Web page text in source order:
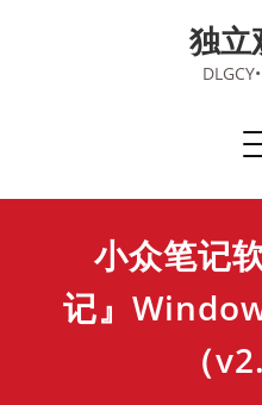
独立
小众笔记
记』
（